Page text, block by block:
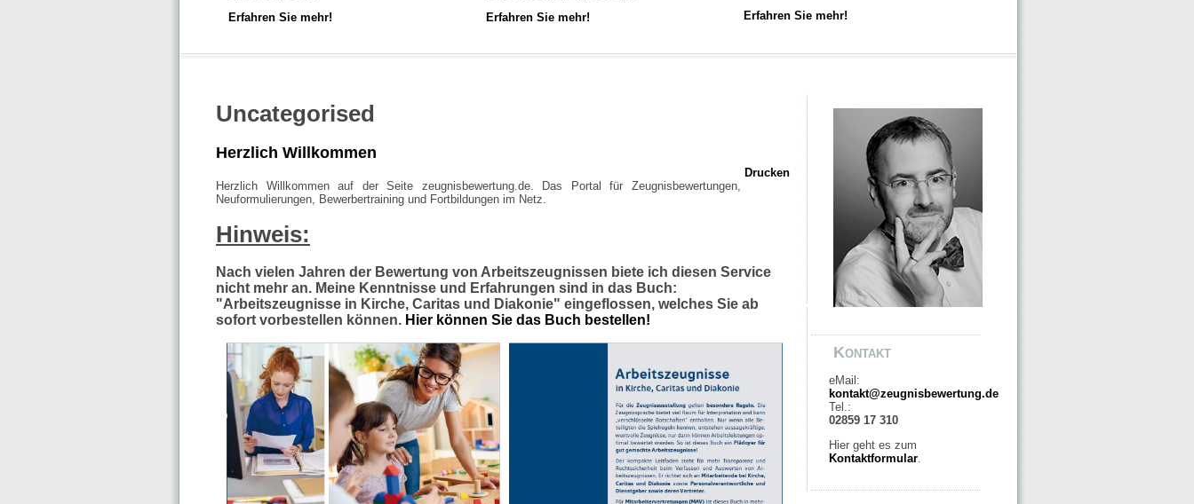
Erfahren Sie mehr!
Erfahren Sie mehr!
Erfahren Sie mehr!
Uncategorised
Herzlich Willkommen
Drucken
Herzlich Willkommen auf der Seite zeugnisbewertung.de. Das Portal für Zeugnisbewertungen,
Neuformulierungen, Bewerbertraining und Fortbildungen im Netz.
Hinweis:
Nach vielen Jahren der Bewertung von Arbeitszeugnissen biete ich diesen Service
nicht mehr an. Meine Kenntnisse und Erfahrungen sind in das Buch:
"Arbeitszeugnisse in Kirche, Caritas und Diakonie" eingeflossen, welches Sie ab
sofort vorbestellen können. Hier können Sie das Buch bestellen!
Kontakt
eMail:
kontakt@zeugnisbewertung.de
Tel.:
02859 17 310
Hier geht es zum
Kontaktformular.